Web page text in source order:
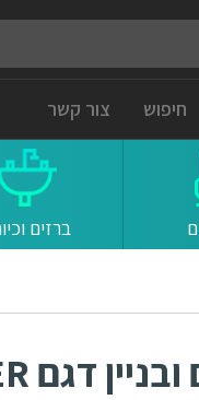
חיפוש צור קשר
ברזים